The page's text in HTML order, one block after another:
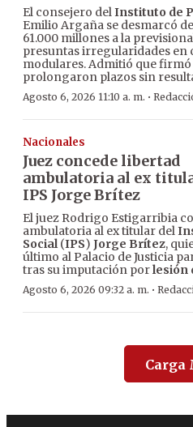
El consejero delInstituto de
Emilio Argaña se desmarcó
61.000 millones a la
presuntas irregularidades
modulares. Admitió que firmó
prolongaron plazos sin
Agosto 6, 2026 11:10 a. m. ·
Nacionales
Juez concede libertad
ambulatoria al ex
IPS Jorge Brítez
El juez Rodrigo Estigarribia
ambulatoria al ex titular del
Social(IPS) Jorge Brítez,
último al Palacio de Justicia
tras su imputación porlesión
Agosto 6, 2026 09:32 a. m. ·
Carga